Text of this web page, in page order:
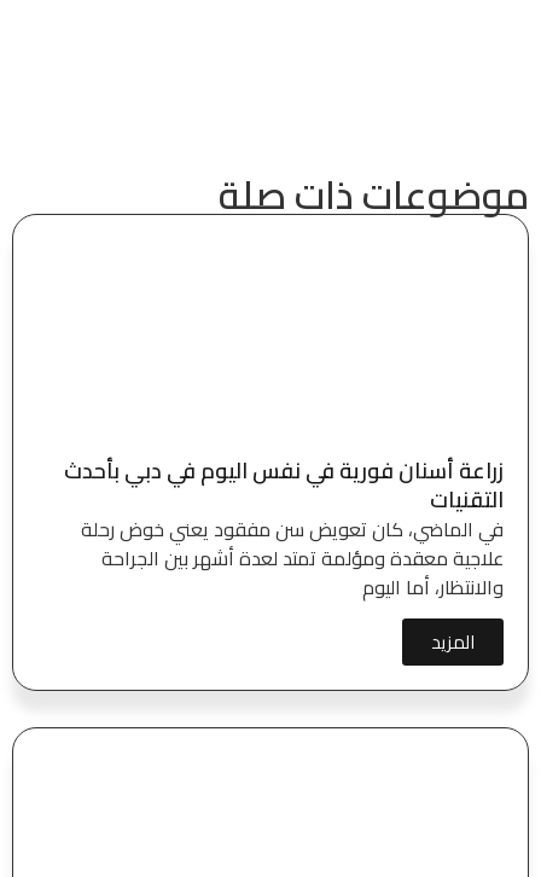
موضوعات ذات صلة
زراعة أسنان فورية في نفس اليوم في دبي بأحدث
التقنيات
في الماضي، كان تعويض سن مفقود يعني خوض رحلة
علاجية معقدة ومؤلمة تمتد لعدة أشهر بين الجراحة
والانتظار، أما اليوم
المزيد